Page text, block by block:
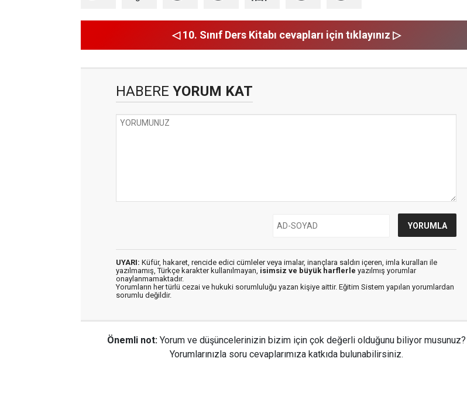
◁ 10. Sınıf Ders Kitabı cevapları için tıklayınız ▷
HABERE YORUM KAT
UYARI: Küfür, hakaret, rencide edici cümleler veya imalar, inançlara saldırı içeren, imla kuralları ile
yazılmamış, Türkçe karakter kullanılmayan, isimsiz ve büyük harflerle yazılmış yorumlar
onaylanmamaktadır.
Yorumların her türlü cezai ve hukuki sorumluluğu yazan kişiye aittir. Eğitim Sistem yapılan yorumlardan
sorumlu değildir.
Önemli not: Yorum ve düşüncelerinizin bizim için çok değerli olduğunu biliyor musunuz?
Yorumlarınızla soru cevaplarımıza katkıda bulunabilirsiniz.